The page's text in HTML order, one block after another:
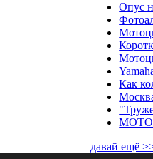
Опус
Как
давай ещё